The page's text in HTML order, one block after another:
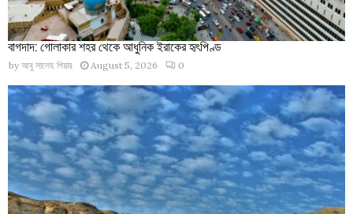
বাগদাদ: গোলাকার শহর থেকে আধুনিক ইরাকের হৃৎপিণ্ড
by আবু সালেহ পিয়ার August 5, 2026 0